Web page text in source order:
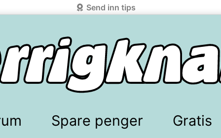
Send inn tips
Spare penger Gratis